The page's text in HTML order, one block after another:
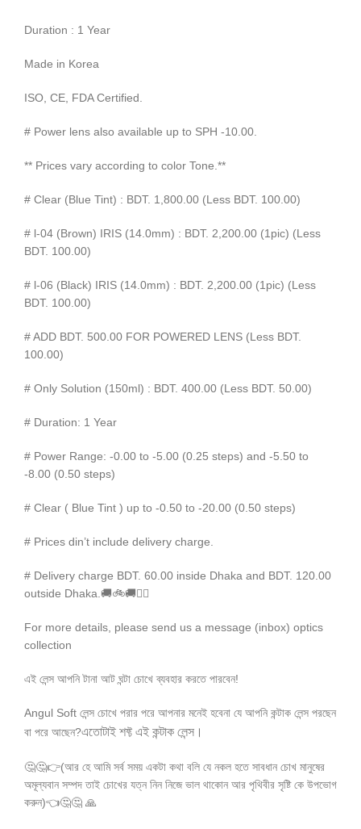
Duration : 1 Year
Made in Korea
ISO, CE, FDA Certified.
# Power lens also available up to SPH -10.00.
** Prices vary according to color Tone.**
# Clear (Blue Tint) : BDT. 1,800.00 (Less BDT. 100.00)
# l-04 (Brown) IRIS (14.0mm) : BDT. 2,200.00 (1pic) (Less
BDT. 100.00)
# l-06 (Black) IRIS (14.0mm) : BDT. 2,200.00 (1pic) (Less
BDT. 100.00)
# ADD BDT. 500.00 FOR POWERED LENS (Less BDT.
100.00)
# Only Solution (150ml) : BDT. 400.00 (Less BDT. 50.00)
# Duration: 1 Year
# Power Range: -0.00 to -5.00 (0.25 steps) and -5.50 to
-8.00 (0.50 steps)
# Clear ( Blue Tint ) up to -0.50 to -20.00 (0.50 steps)
# Prices din’t include delivery charge.
# Delivery charge BDT. 60.00 inside Dhaka and BDT. 120.00
outside Dhaka.🚚🚲🚚🚵‍♀️
For more details, please send us a message (inbox) optics
collection
এই লেন্স আপনি টানা আট ঘন্টা চোখে ব্যবহার করতে পারবেন!
Angul Soft লেন্স চোখে পরার পরে আপনার মনেই হবেনা যে আপনি কন্টাক লেন্স পরছেন
বা পরে আছেন?এতোটাই শফ্ট এই কন্টাক লেন্স।
🤔🤔👉(আর হে আমি সর্ব সময় একটা কথা বলি যে নকল হতে সাবধান চোখ মানুষের
অমূল্যবান সম্পদ তাই চোখের যত্ন নিন নিজে ভাল থাকোন আর পৃথিবীর সৃষ্টি কে উপভোগ
করুন)👈🤔🤔 🙏